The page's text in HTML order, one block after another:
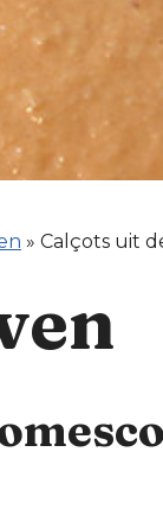
» Calçots uit